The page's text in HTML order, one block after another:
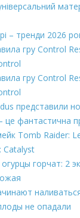
– тренди 2026
гру Control
гру Control
представили
фантастична
Tomb Raider:
Catalyst
горчат: 2
не опадали